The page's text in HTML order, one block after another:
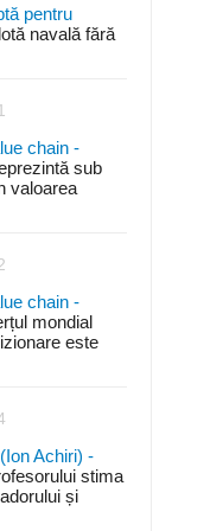
pentru
navală fără
chain -
sub
valoarea
chain -
mondial
este
Achiri) -
stima
și